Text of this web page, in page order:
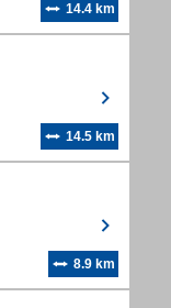
14.4 km
14.5 km
8.9 km